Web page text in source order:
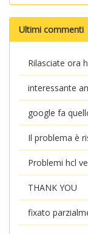
Ultimi commenti
Rilasciate ora
interessante
google fa
Il problema è
Problemi hcl
THANK YOU
fixato